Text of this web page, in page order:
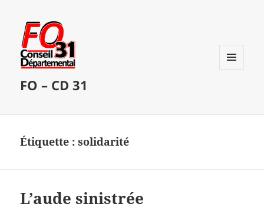
FO – CD 31
Étiquette :solidarité
L’aude sinistrée